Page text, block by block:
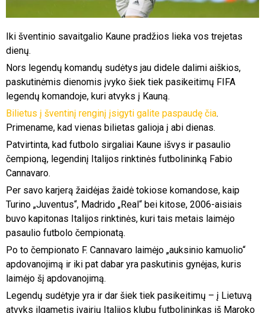
Iki šventinio savaitgalio Kaune pradžios lieka vos trejetas
dienų.
Nors legendų komandų sudėtys jau didele dalimi aiškios,
paskutinėmis dienomis įvyko šiek tiek pasikeitimų FIFA
legendų komandoje, kuri atvyks į Kauną.
Bilietus į šventinį renginį įsigyti galite paspaudę čia.
Primename, kad vienas bilietas galioja į abi dienas.
Patvirtinta, kad futbolo sirgaliai Kaune išvys ir pasaulio
čempioną, legendinį Italijos rinktinės futbolininką Fabio
Cannavaro.
Per savo karjerą žaidėjas žaidė tokiose komandose, kaip
Turino „Juventus“, Madrido „Real“ bei kitose, 2006-aisiais
buvo kapitonas Italijos rinktinės, kuri tais metais laimėjo
pasaulio futbolo čempionatą.
Po to čempionato F. Cannavaro laimėjo „auksinio kamuolio“
apdovanojimą ir iki pat dabar yra paskutinis gynėjas, kuris
laimėjo šį apdovanojimą.
Legendų sudėtyje yra ir dar šiek tiek pasikeitimų – į Lietuvą
atvyks ilgametis įvairių Italijos klubų futbolininkas iš Maroko